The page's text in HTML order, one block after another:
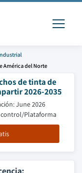
América del Norte
de tinta de
2026-2035
June 2026
control/Plataforma